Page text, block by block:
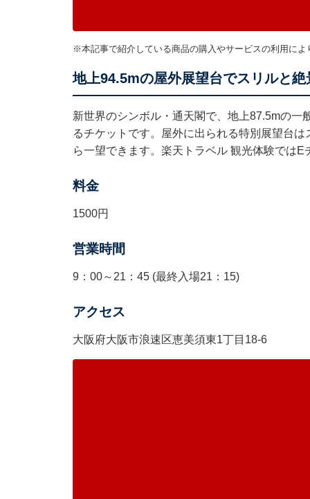
※本記事で紹介している商品の購入やサービスの利用に
地上94.5mの屋外展望台でスリルと
新世界のシンボル・通天閣で、地上87.5mの
るチケットです。屋外に出られる特別展望台
ら一望できます。楽天トラベル 観光体験では
料金
1500円
営業時間
9：00～21：45 (最終入場21：15)
アクセス
大阪府大阪市浪速区恵美須東1丁目18-6